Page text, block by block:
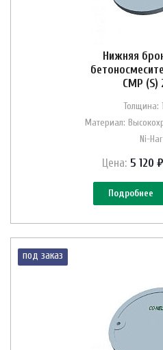
Нижняя
CMP (S)
Толщина:
Материал:
Ni-
Цена: 5 120
Подробнее
под заказ